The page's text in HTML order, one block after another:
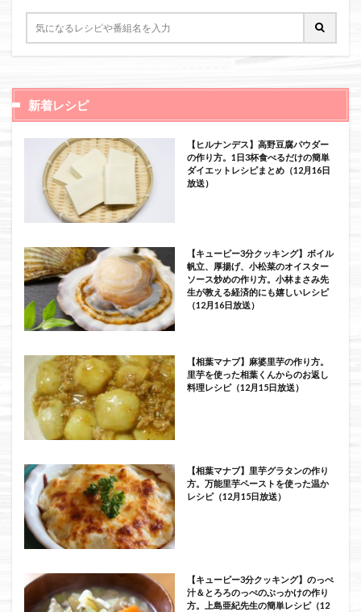
新着レシピ
【ヒルナンデス】高野豆腐パウダー
の作り方。1日3杯食べるだけの簡単
ダイエットレシピまとめ（12月16日
放送）
【キューピー3分クッキング】ボイル
帆立、厚揚げ、小松菜のオイスター
ソース炒めの作り方。小林まさみ先
生が教える経済的にも嬉しいレシピ
（12月16日放送）
【相葉マナブ】麻婆里芋の作り方。
里芋を使った相葉くんからのお返し
料理レシピ（12月15日放送）
【相葉マナブ】里芋グラタンの作り
方。万能里芋ペーストを使った温か
レシピ（12月15日放送）
【キューピー3分クッキング】のっぺ
汁＆とろろのっぺのぶっかけの作り
方。上島亜紀先生の簡単レシピ（12